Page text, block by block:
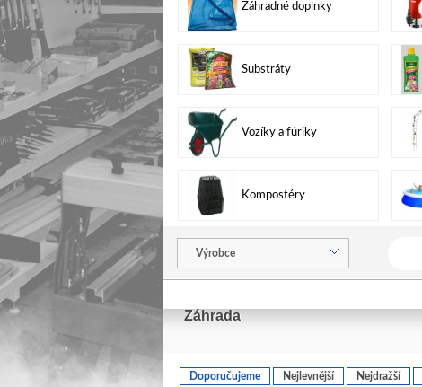
Záhradné doplnky
Substráty
Vozíky a fúriky
Kompostéry
Výrobce
Záhrada
Doporučujeme Nejlevnější Nejdražší